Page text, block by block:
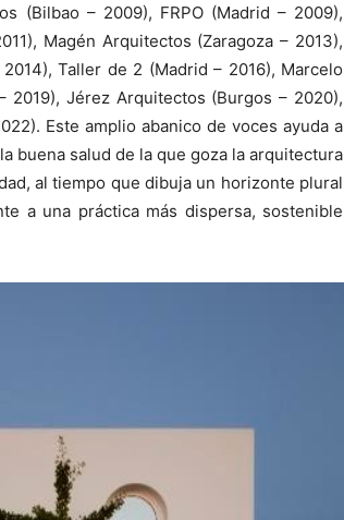
(Bilbao – 2009), FRPO (Madrid – 2009),
Magén Arquitectos (Zaragoza – 2013),
Taller de 2 (Madrid – 2016), Marcelo
2019), Jérez Arquitectos (Burgos – 2020),
Este amplio abanico de voces ayuda a
buena salud de la que goza la arquitectura
al tiempo que dibuja un horizonte plural
a una práctica más dispersa, sostenible